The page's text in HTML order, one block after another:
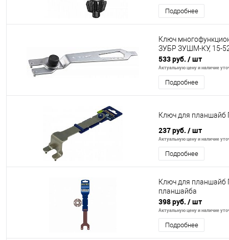
Подробнее
Ключ
ЗУБР ЗУШМ-КУ, 15-
533 руб. / шт
Актуальную цену и наличие
Подробнее
Ключ для
237 руб. / шт
Актуальную цену и наличие
Подробнее
Ключ для
планшайба
398 руб. / шт
Актуальную цену и наличие
Подробнее